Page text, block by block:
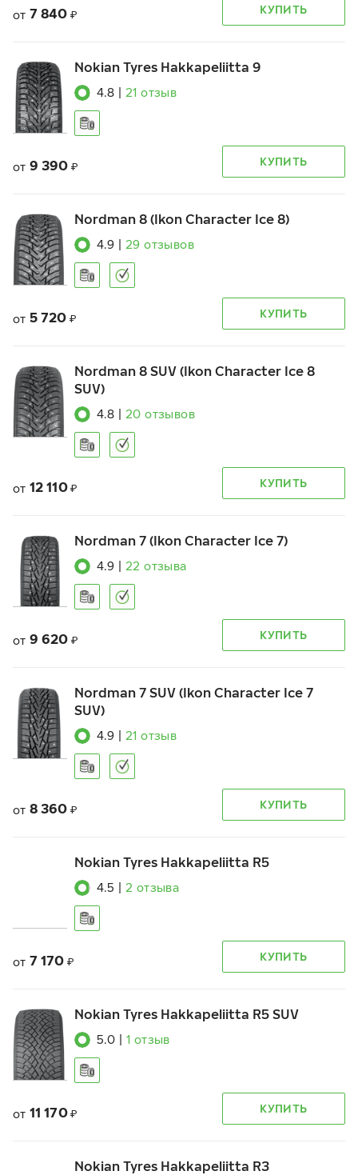
от 7 840 ₽ КУПИТЬ
Nokian Tyres Hakkapeliitta 9
4.8 21 отзыв
от 9 390 ₽ КУПИТЬ
Nordman 8 (Ikon Character Ice 8)
4.9 29 отзывов
от 5 720 ₽ КУПИТЬ
Nordman 8 SUV (Ikon Character Ice 8
SUV)
4.8 20 отзывов
от 12 110 ₽ КУПИТЬ
Nordman 7 (Ikon Character Ice 7)
4.9 22 отзыва
от 9 620 ₽ КУПИТЬ
Nordman 7 SUV (Ikon Character Ice 7
SUV)
4.9 21 отзыв
от 8 360 ₽ КУПИТЬ
Nokian Tyres Hakkapeliitta R5
4.5 2 отзыва
от 7 170 ₽ КУПИТЬ
Nokian Tyres Hakkapeliitta R5 SUV
5.0 1 отзыв
от 11 170 ₽ КУПИТЬ
Nokian Tyres Hakkapeliitta R3